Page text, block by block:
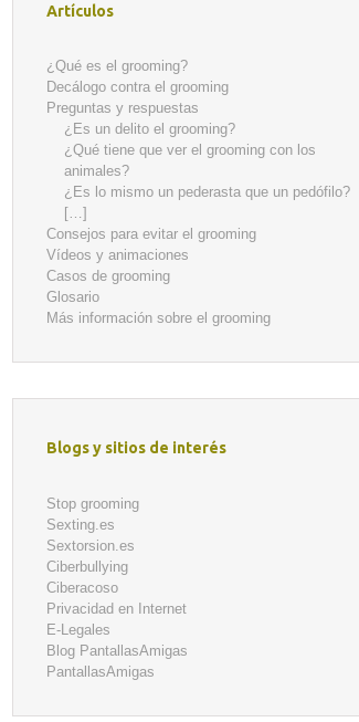
Artículos
¿Qué es el grooming?
Decálogo contra el grooming
Preguntas y respuestas
¿Es un delito el grooming?
¿Qué tiene que ver el grooming con los
animales?
¿Es lo mismo un pederasta que un pedófilo?
[…]
Consejos para evitar el grooming
Vídeos y animaciones
Casos de grooming
Glosario
Más información sobre el grooming
Blogs y sitios de interés
Stop grooming
Sexting.es
Sextorsion.es
Ciberbullying
Ciberacoso
Privacidad en Internet
E-Legales
Blog PantallasAmigas
PantallasAmigas